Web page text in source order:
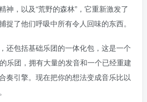
神，以及“荒野的森林”，它重新激发了
捉了他们呼吸中所有令人回味的东西。
还包括基础乐团的一体化包，这是一个
乐团，拥有大量的发音和一个已经重建
奏引擎。现在把你的想法变成音乐比以